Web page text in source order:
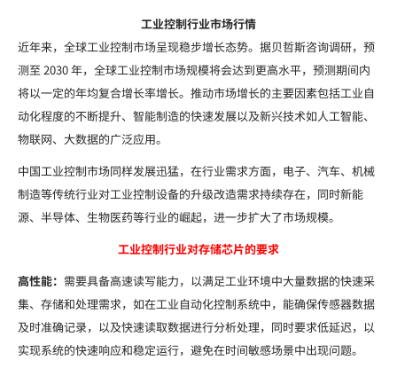
工业控制行业市场行情
近年来，全球工业控制市场呈现稳步增长态势。据贝哲斯咨询调研，预
测至 2030 年，全球工业控制市场规模将会达到更高水平，预测期间内
将以一定的年均复合增长率增长。推动市场增长的主要因素包括工业自
动化程度的不断提升、智能制造的快速发展以及新兴技术如人工智能、
物联网、大数据的广泛应用。
中国工业控制市场同样发展迅猛，在行业需求方面，电子、汽车、机械
制造等传统行业对工业控制设备的升级改造需求持续存在，同时新能
源、半导体、生物医药等行业的崛起，进一步扩大了市场规模。
工业控制行业对存储芯片的要求
高性能： 需要具备高速读写能力，以满足工业环境中大量数据的快速采
集、存储和处理需求，如在工业自动化控制系统中，能确保传感器数据
及时准确记录，以及快速读取数据进行分析处理，同时要求低延迟，以
实现系统的快速响应和稳定运行，避免在时间敏感场景中出现问题。